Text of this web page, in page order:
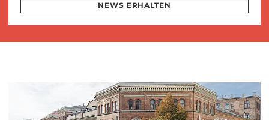
NEWS ERHALTEN